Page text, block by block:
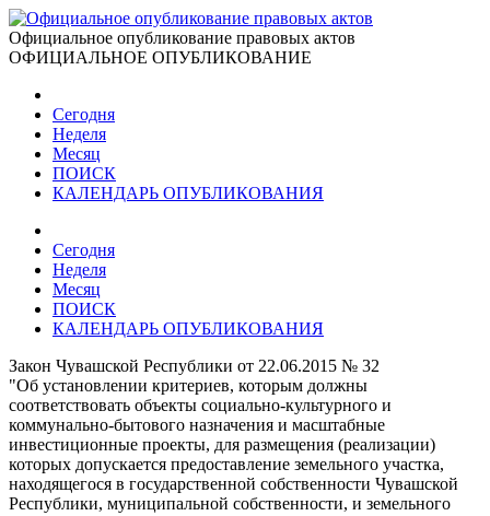
Официальное опубликование правовых актов
ОФИЦИАЛЬНОЕ ОПУБЛИКОВАНИЕ
Сегодня
Неделя
Месяц
ПОИСК
КАЛЕНДАРЬ ОПУБЛИКОВАНИЯ
Сегодня
Неделя
Месяц
ПОИСК
КАЛЕНДАРЬ ОПУБЛИКОВАНИЯ
Закон Чувашской Республики от 22.06.2015 № 32
"Об установлении критериев, которым должны
соответствовать объекты социально-культурного и
коммунально-бытового назначения и масштабные
инвестиционные проекты, для размещения (реализации)
которых допускается предоставление земельного участка,
находящегося в государственной собственности Чувашской
Республики, муниципальной собственности, и земельного